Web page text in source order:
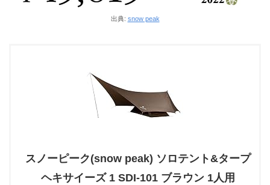
出典: snow peak
スノーピーク(snow peak) ソロテント&タープ
ヘキサイーズ 1 SDI-101 ブラウン 1人用